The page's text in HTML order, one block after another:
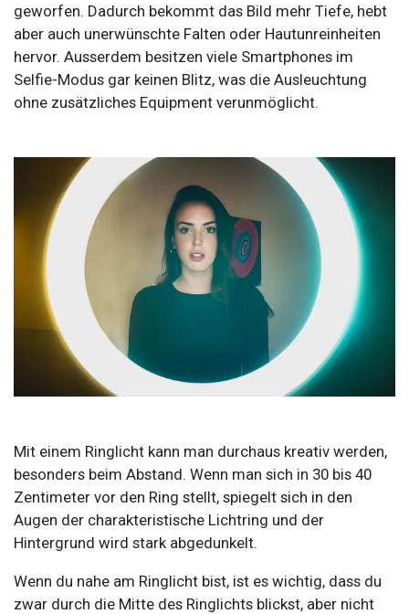
geworfen. Dadurch bekommt das Bild mehr Tiefe, hebt
aber auch unerwünschte Falten oder Hautunreinheiten
hervor. Ausserdem besitzen viele Smartphones im
Selfie-Modus gar keinen Blitz, was die Ausleuchtung
ohne zusätzliches Equipment verunmöglicht.
Mit einem Ringlicht kann man durchaus kreativ werden,
besonders beim Abstand. Wenn man sich in 30 bis 40
Zentimeter vor den Ring stellt, spiegelt sich in den
Augen der charakteristische Lichtring und der
Hintergrund wird stark abgedunkelt.
Wenn du nahe am Ringlicht bist, ist es wichtig, dass du
zwar durch die Mitte des Ringlichts blickst, aber nicht